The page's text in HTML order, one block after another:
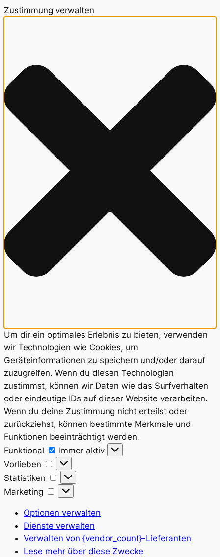
Zustimmung verwalten
Um dir ein optimales Erlebnis zu bieten, verwenden
wir Technologien wie Cookies, um
Geräteinformationen zu speichern und/oder darauf
zuzugreifen. Wenn du diesen Technologien
zustimmst, können wir Daten wie das Surfverhalten
oder eindeutige IDs auf dieser Website verarbeiten.
Wenn du deine Zustimmung nicht erteilst oder
zurückziehst, können bestimmte Merkmale und
Funktionen beeinträchtigt werden.
Funktional
Funktional
Immer aktiv
Vorlieben
Vorlieben
Statistiken
Statistiken
Marketing
Marketing
Optionen verwalten
Dienste verwalten
Verwalten von {vendor_count}-Lieferanten
Lese mehr über diese Zwecke